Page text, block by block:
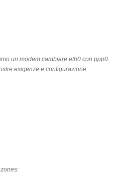
un modem cambiare eth0 con ppp0.
esigenze e configurazione.